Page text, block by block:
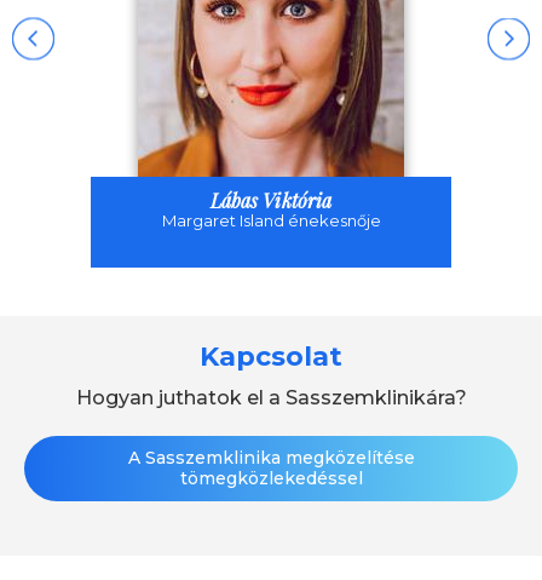
Lábas Viktória
Margaret Island énekesnője
Kapcsolat
Hogyan juthatok el a Sasszemklinikára?
A Sasszemklinika megközelítése
tömegközlekedéssel